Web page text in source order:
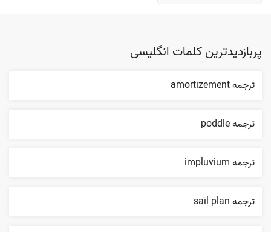
پربازدیدترین کلمات انگلیسی
ترجمه amortizement
ترجمه poddle
ترجمه impluvium
ترجمه sail plan